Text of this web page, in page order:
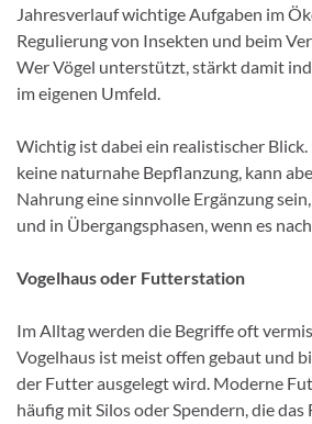
Jahresverlauf wichtige Aufgaben im
Regulierung von Insekten und beim
Wer Vögel unterstützt, stärkt damit
im eigenen Umfeld.
Wichtig ist dabei ein realistischer
keine naturnahe Bepflanzung, kann
Nahrung eine sinnvolle Ergänzung
und in Übergangsphasen, wenn es
Vogelhaus oder Futterstation
Im Alltag werden die Begriffe oft
Vogelhaus ist meist offen gebaut und
der Futter ausgelegt wird. Moderne
häufig mit Silos oder Spendern, die